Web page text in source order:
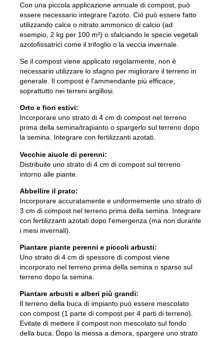
Con una piccola applicazione annuale di compost, può
essere necessario integrare l'azoto. Ciò può essere fatto
utilizzando calce o nitrato ammonico di calcio (ad
esempio, 2 kg per 100 m²) o sfalciando le specie vegetali
azotofissatrici come il trifoglio o la veccia invernale.
Se il compost viene applicato regolarmente, non è
necessario utilizzare lo sfagno per migliorare il terreno in
generale. Il compost è l'ammendante più efficace,
soprattutto nei terreni argillosi.
Orto e fiori estivi:
Incorporare uno strato di 4 cm di compost nel terreno
prima della semina/trapianto o spargerlo sul terreno dopo
la semina. Integrare con fertilizzanti azotati.
Vecchie aiuole di perenni:
Distribuite uno strato di 4 cm di compost sul terreno
intorno alle piante.
Abbellire il prato:
Incorporare accuratamente e uniformemente uno strato di
3 cm di compost nel terreno prima della semina. Integrare
con fertilizzanti azotati dopo l'emergenza (ma non durante
i mesi invernali).
Piantare piante perenni e piccoli arbusti:
Uno strato di 4 cm di spessore di compost viene
incorporato nel terreno prima della semina o sparso sul
terreno dopo la semina.
Piantare arbusti e alberi più grandi:
Il terreno della buca di impianto può essere mescolato
con compost (1 parte di compost per 4 parti di terreno).
Evitate di mettere il compost non mescolato sul fondo
della buca. Dopo la messa a dimora, spargere uno strato